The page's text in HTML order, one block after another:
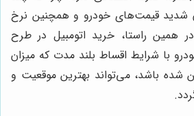
شدید قیمت‌های خودرو و همچنین نرخ
همین راستا، خرید اتومبیل در طرح
با شرایط اقساط بلند مدت که میزان
شده باشد، می‌تواند بهترین موقعیت و